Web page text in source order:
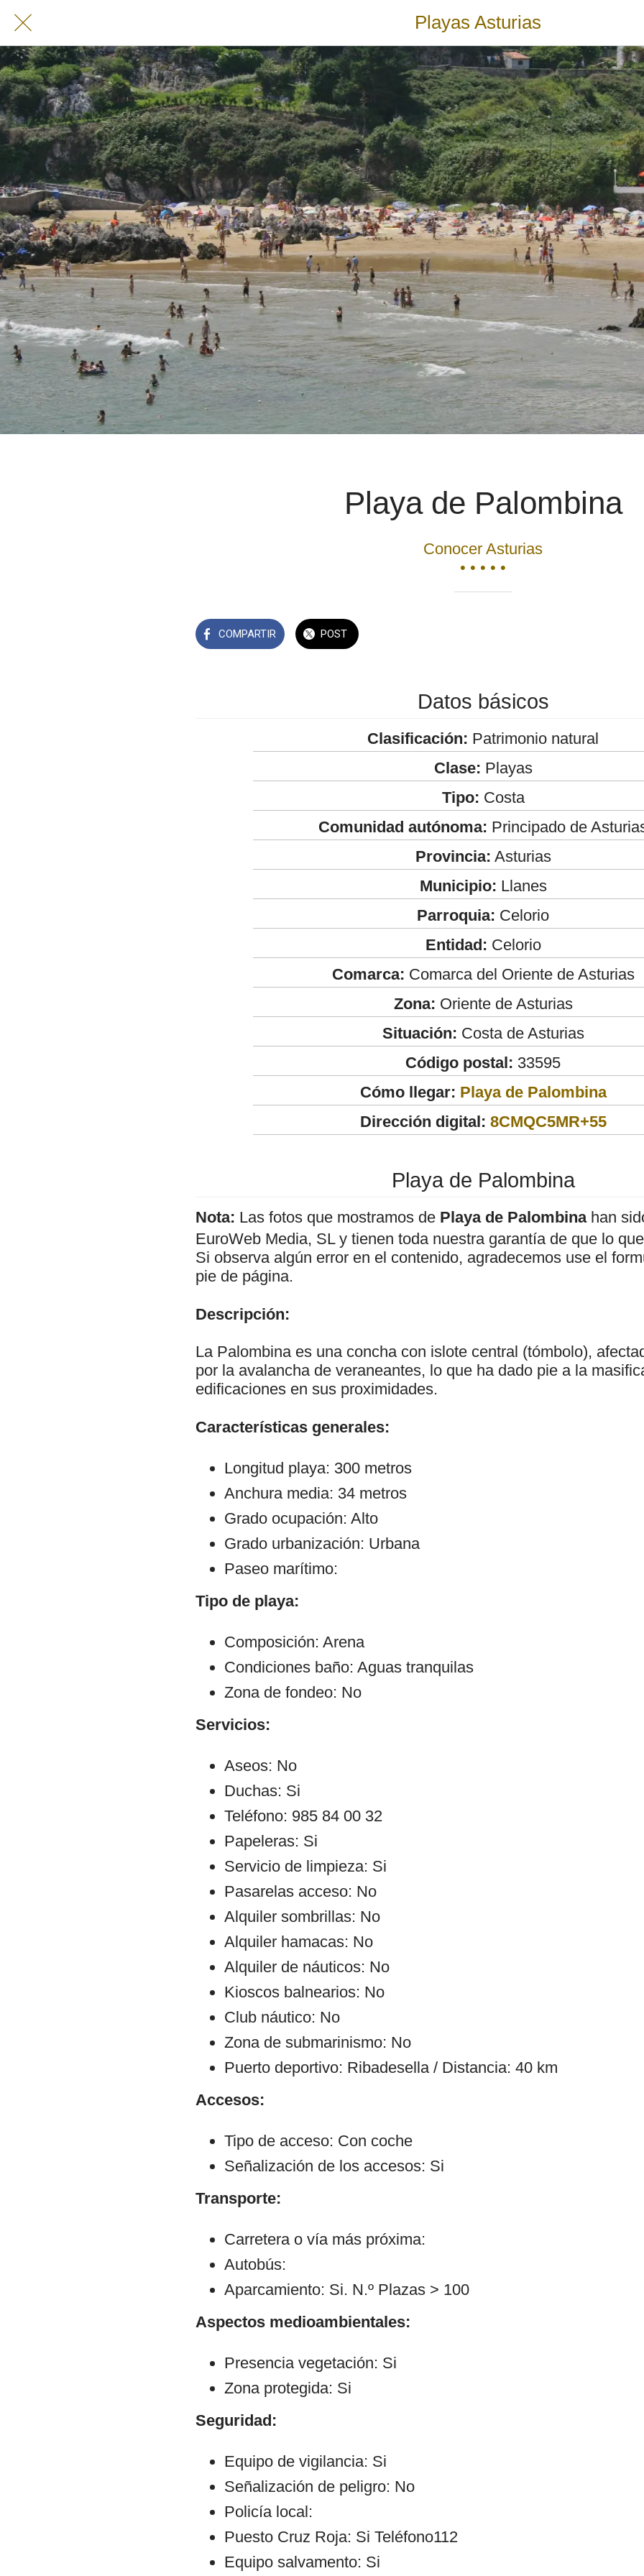
Playas Asturias
Playa de Palombina
Conocer Asturias
• • • • •
COMPARTIR POST
Datos básicos
Clasificación: Patrimonio natural
Clase: Playas
Tipo: Costa
Comunidad autónoma: Principado de
Provincia: Asturias
Municipio: Llanes
Parroquia: Celorio
Entidad: Celorio
Comarca: Comarca del Oriente de Asturias
Zona: Oriente de Asturias
Situación: Costa de Asturias
Código postal: 33595
Cómo llegar: Playa de Palombina
Dirección digital: 8CMQC5MR+55
Playa de Palombina
Nota: Las fotos que mostramos de Playa de Palombinahan
EuroWeb Media, SL y tienen toda nuestra garantía de que lo
Si observa algún error en el contenido, agradecemos use el
pie de página.
Descripción:
La Palombina es una concha con islote central (tómbolo),
por la avalancha de veraneantes, lo que ha dado pie a la
edificaciones en sus proximidades.
Características generales:
Longitud playa: 300 metros
Anchura media: 34 metros
Grado ocupación: Alto
Grado urbanización: Urbana
Paseo marítimo:
Tipo de playa:
Composición: Arena
Condiciones baño: Aguas tranquilas
Zona de fondeo: No
Servicios:
Aseos: No
Duchas: Si
Teléfono: 985 84 00 32
Papeleras: Si
Servicio de limpieza: Si
Pasarelas acceso: No
Alquiler sombrillas: No
Alquiler hamacas: No
Alquiler de náuticos: No
Kioscos balnearios: No
Club náutico: No
Zona de submarinismo: No
Puerto deportivo: Ribadesella / Distancia: 40 km
Accesos:
Tipo de acceso: Con coche
Señalización de los accesos: Si
Transporte:
Carretera o vía más próxima:
Autobús:
Aparcamiento: Si. N.º Plazas > 100
Aspectos medioambientales:
Presencia vegetación: Si
Zona protegida: Si
Seguridad:
Equipo de vigilancia: Si
Señalización de peligro: No
Policía local:
Puesto Cruz Roja: Si Teléfono112
Equipo salvamento: Si